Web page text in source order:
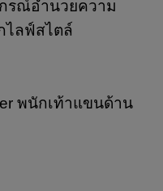
รณ์อำนวยความ
ไลฟ์สไตล์
พนักเท้าแขนด้าน